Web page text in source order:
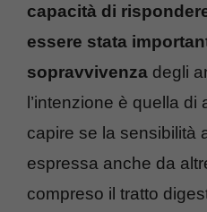
capacità di
essere stata
sopravvivenza degli
l’intenzione è quella di
capire se la sensibilità
espressa anche da
compreso il tratto